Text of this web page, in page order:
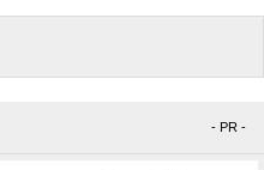
- PR -